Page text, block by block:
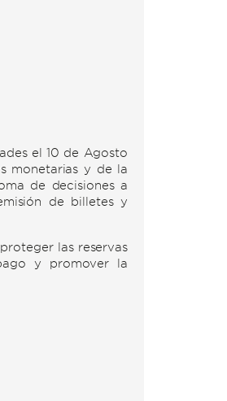
el 10 de Agosto
monetarias y de la
de decisiones a
de billetes y
las reservas
y promover la